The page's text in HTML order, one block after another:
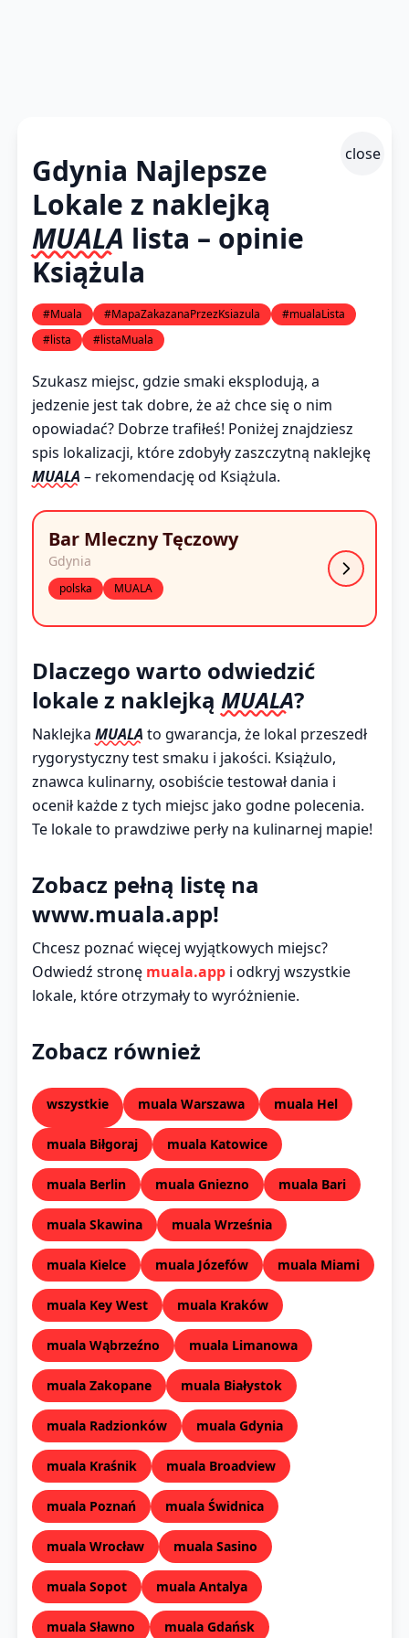
close
Gdynia Najlepsze
Lokale z naklejką
MUALA lista – opinie
Książula
#Muala #MapaZakazanaPrzezKsiazula
#mualaLista
#lista
#listaMuala
Szukasz miejsc, gdzie smaki eksplodują, a
jedzenie jest tak dobre, że aż chce się o nim
opowiadać? Dobrze trafiłeś! Poniżej znajdziesz
spis lokalizacji, które zdobyły zaszczytną naklejkę
MUALA – rekomendację od Książula.
Bar Mleczny Tęczowy
Gdynia
polska MUALA
Dlaczego warto odwiedzić
lokale z naklejką MUALA?
Naklejka MUALA to gwarancja, że lokal przeszedł
rygorystyczny test smaku i jakości. Książulo,
znawca kulinarny, osobiście testował dania i
ocenił każde z tych miejsc jako godne polecenia.
Te lokale to prawdziwe perły na kulinarnej mapie!
Zobacz pełną listę na
www.muala.app!
Chcesz poznać więcej wyjątkowych miejsc?
Odwiedź stronę muala.appi odkryj wszystkie
lokale, które otrzymały to wyróżnienie.
Zobacz również
wszystkie muala Warszawa muala Hel
muala Biłgoraj muala Katowice
muala Berlin muala Gniezno muala Bari
muala Skawina muala Września
muala Kielce muala Józefów muala Miami
muala Key West muala Kraków
muala Wąbrzeźno muala Limanowa
muala Zakopane muala Białystok
muala Radzionków muala Gdynia
muala Kraśnik muala Broadview
muala Poznań muala Świdnica
muala Wrocław muala Sasino
muala Sopot muala Antalya
muala Sławno muala Gdańsk